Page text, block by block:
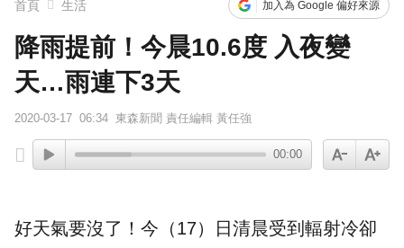
首頁 生活 加入為 Google 偏好來源
降雨提前！今晨10.6度 入夜變
天…雨連下3天
2020-03-17 06:34 東森新聞 責任編輯 黃任強
00:00
好天氣要沒了！今（17）日清晨受到輻射冷卻